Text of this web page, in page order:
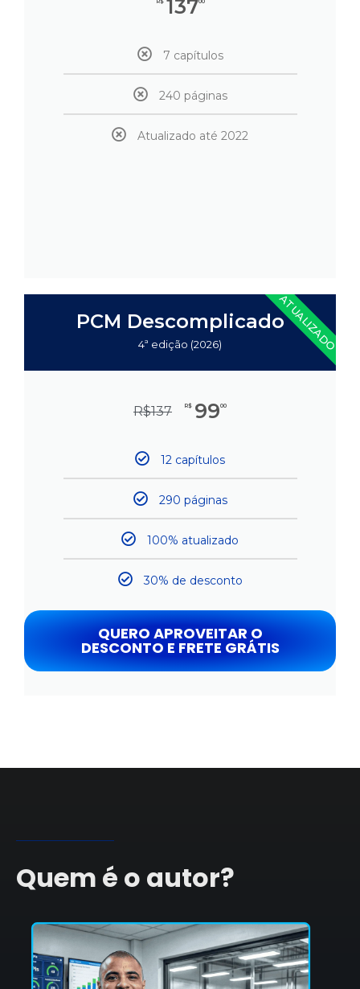
137
7 capítulos
240 páginas
Atualizado até 2022
PCM Descomplicado
4ª edição (2026)
R$137 R$ 9900
12 capítulos
290 páginas
100% atualizado
30% de desconto
QUERO APROVEITAR O
DESCONTO E FRETE GRÁTIS
ATUALIZADO
Quem é o autor?